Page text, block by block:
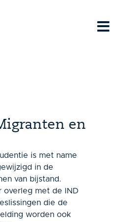
mattis, pulvinar
en
is met name
in de
van bijstand.
overleg met de IND
die de
worden ook